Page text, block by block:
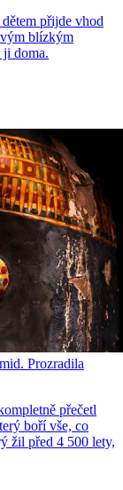
přijde vhod
blízkým
doma.
Prozradila
přečetl
boří vše, co
žil před 4 500 lety,